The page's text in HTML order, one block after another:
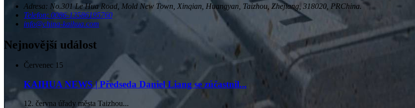
Adresa: No.301 Le Hua Road, Mold New Town, Xinqian, Huangyan, Taizhou, Zhejiang, 318020, PRChina.
Telefon: 0086-13586195760
info@china-kaihua.com
Nejnovější událost
Červenec 15
KAIHUA NEWS | Předseda Daniel Liang se zúčastnil...
12. června úřady města Taizhou...